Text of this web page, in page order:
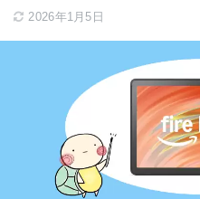
2026年1月5日